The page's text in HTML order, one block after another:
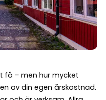
få – men hur mycket
av din egen årskostnad.